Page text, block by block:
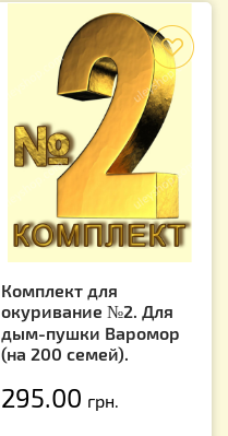
Комплект для
окуривание №2. Для
дым-пушки Варомор
(на 200 семей).
295.00 грн.